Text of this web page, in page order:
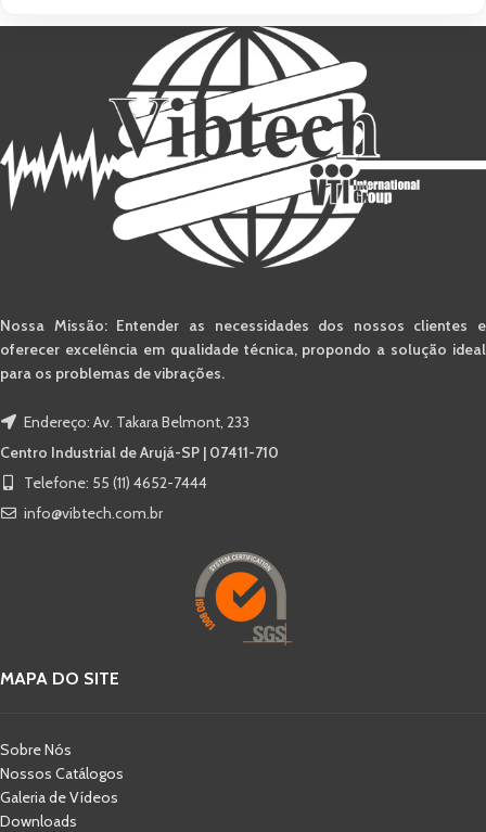
Nossa Missão: Entender as necessidades dos nossos clientes e
oferecer excelência em qualidade técnica, propondo a solução ideal
para os problemas de vibrações.
Endereço: Av. Takara Belmont, 233
Centro Industrial de Arujá-SP | 07411-710
Telefone: 55 (11) 4652-7444
info@vibtech.com.br
MAPA DO SITE
Sobre Nós
Nossos Catálogos
Galeria de Vídeos
Downloads